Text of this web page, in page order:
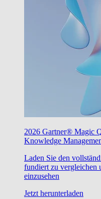
2026 Gartner® Magic
Knowledge
Laden Sie den
fundiert zu vergleichen
einzusehen
Jetzt herunterladen